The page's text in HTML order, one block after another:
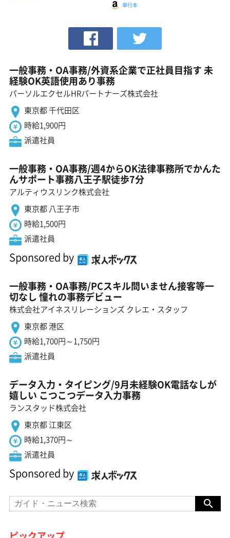
単行本
一般事務・OA事務/外資系企業で正社員目指す 未
経験OK英語使用あり事務
パーソルエクセルHRパートナーズ株式会社
東京都 千代田区
時給1,900円
派遣社員
一般事務・OA事務/週4からOK法律事務所でかんた
んサポート事務八王子駅徒歩7分
アルティウスリンク株式会社
東京都 八王子市
時給1,500円
派遣社員
Sponsored by
一般事務・OA事務/PCスキル問いません接客等一
切なし 憧れの事務デビュー
株式会社アイネスリレーションズ クレエ・スタッフ
東京都 港区
時給1,700円～1,750円
派遣社員
データ入力・タイピング/9月未経験OK電話なしが
嬉しい こつこつデータ入力事務
ランスタッド株式会社
東京都 江東区
時給1,370円～
派遣社員
Sponsored by